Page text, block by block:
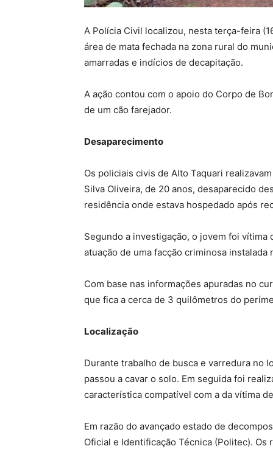
A Polícia Civil localizou, nesta terça-feira
área de mata fechada na zona rural do
amarradas e indícios de decapitação.
A ação contou com o apoio do Corpo de
de um cão farejador.
Desaparecimento
Os policiais civis de Alto Taquari
Silva Oliveira, de 20 anos, desaparecido
residência onde estava hospedado após
Segundo a investigação, o jovem foi
atuação de uma facção criminosa instalada
Com base nas informações apuradas no
que fica a cerca de 3 quilômetros do
Localização
Durante trabalho de busca e varredura no
passou a cavar o solo. Em seguida foi
característica compatível com a da vítima
Em razão do avançado estado de
Oficial e Identificação Técnica (Politec).